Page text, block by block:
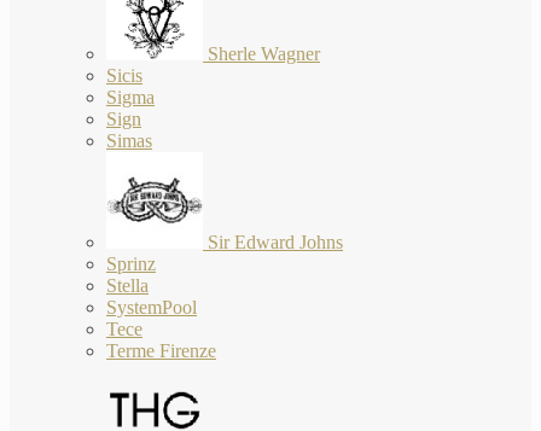
Sherle Wagner
Sicis
Sigma
Sign
Simas
Sir Edward Johns
Sprinz
Stella
SystemPool
Tece
Terme Firenze